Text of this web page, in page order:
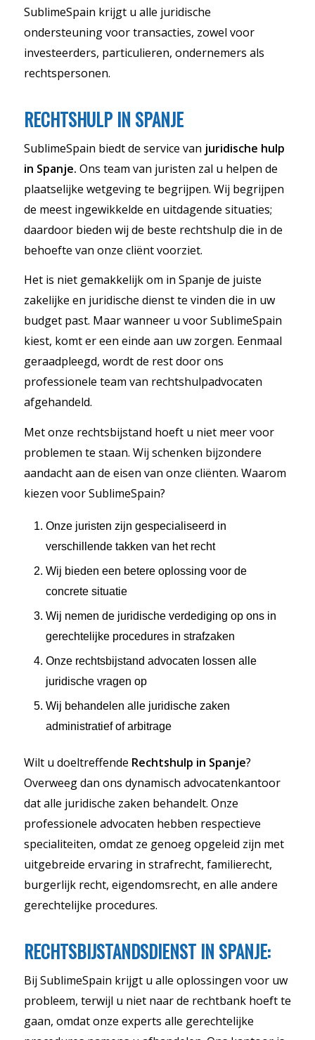
SublimeSpain krijgt u alle juridische
ondersteuning voor transacties, zowel voor
investeerders, particulieren, ondernemers als
rechtspersonen.
RECHTSHULP IN SPANJE
SublimeSpain biedt de service van juridische hulp
in Spanje. Ons team van juristen zal u helpen de
plaatselijke wetgeving te begrijpen. Wij begrijpen
de meest ingewikkelde en uitdagende situaties;
daardoor bieden wij de beste rechtshulp die in de
behoefte van onze cliënt voorziet.
Het is niet gemakkelijk om in Spanje de juiste
zakelijke en juridische dienst te vinden die in uw
budget past. Maar wanneer u voor SublimeSpain
kiest, komt er een einde aan uw zorgen. Eenmaal
geraadpleegd, wordt de rest door ons
professionele team van rechtshulpadvocaten
afgehandeld.
Met onze rechtsbijstand hoeft u niet meer voor
problemen te staan. Wij schenken bijzondere
aandacht aan de eisen van onze cliënten. Waarom
kiezen voor SublimeSpain?
Onze juristen zijn gespecialiseerd in
verschillende takken van het recht
Wij bieden een betere oplossing voor de
concrete situatie
Wij nemen de juridische verdediging op ons in
gerechtelijke procedures in strafzaken
Onze rechtsbijstand advocaten lossen alle
juridische vragen op
Wij behandelen alle juridische zaken
administratief of arbitrage
Wilt u doeltreffende Rechtshulp in Spanje?
Overweeg dan ons dynamisch advocatenkantoor
dat alle juridische zaken behandelt. Onze
professionele advocaten hebben respectieve
specialiteiten, omdat ze genoeg opgeleid zijn met
uitgebreide ervaring in strafrecht, familierecht,
burgerlijk recht, eigendomsrecht, en alle andere
gerechtelijke procedures.
RECHTSBIJSTANDSDIENST IN SPANJE:
Bij SublimeSpain krijgt u alle oplossingen voor uw
probleem, terwijl u niet naar de rechtbank hoeft te
gaan, omdat onze experts alle gerechtelijke